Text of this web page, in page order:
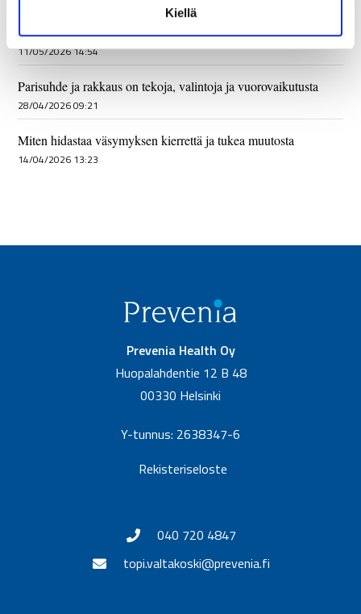
Kiellä
Paussin voima – miten rytmin säätely muuttaa vuorovaikutusta
ja kuormitusta
11/05/2026 14:54
Parisuhde ja rakkaus on tekoja, valintoja ja vuorovaikutusta
28/04/2026 09:21
Miten hidastaa väsymyksen kierrettä ja tukea muutosta
14/04/2026 13:23
Prevenia Health Oy
Huopalahdentie 12 B 48
00330 Helsinki
Y-tunnus: 2638347-6
Rekisteriseloste
040 720 4847
topi.valtakoski@prevenia.fi